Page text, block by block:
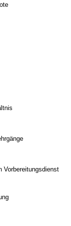
Vorbereitungsdienst